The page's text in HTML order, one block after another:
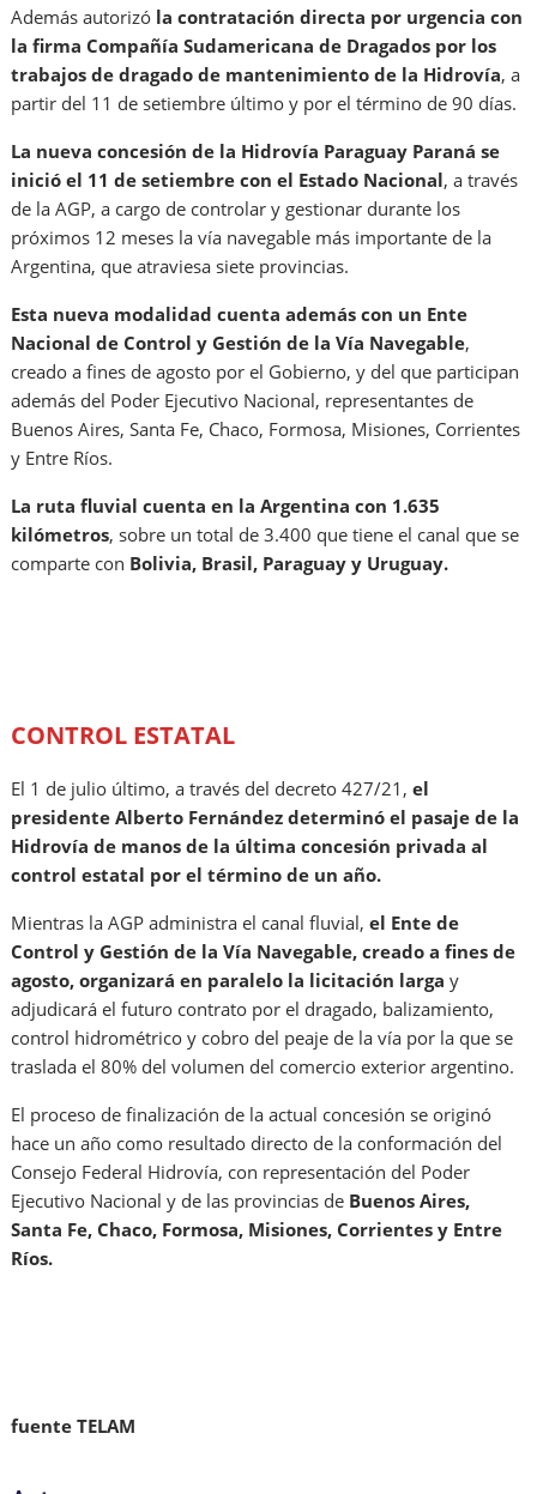
Además autorizó la contratación directa por urgencia con
la firma Compañía Sudamericana de Dragados por los
trabajos de dragado de mantenimiento de la Hidrovía, a
partir del 11 de setiembre último y por el término de 90 días.
La nueva concesión de la Hidrovía Paraguay Paraná se
inició el 11 de setiembre con el Estado Nacional, a través
de la AGP, a cargo de controlar y gestionar durante los
próximos 12 meses la vía navegable más importante de la
Argentina, que atraviesa siete provincias.
Esta nueva modalidad cuenta además con un Ente
Nacional de Control y Gestión de la Vía Navegable,
creado a fines de agosto por el Gobierno, y del que participan
además del Poder Ejecutivo Nacional, representantes de
Buenos Aires, Santa Fe, Chaco, Formosa, Misiones, Corrientes
y Entre Ríos.
La ruta fluvial cuenta en la Argentina con 1.635
kilómetros, sobre un total de 3.400 que tiene el canal que se
comparte con Bolivia, Brasil, Paraguay y Uruguay.
CONTROL ESTATAL
El 1 de julio último, a través del decreto 427/21,el
presidente Alberto Fernández determinó el pasaje de la
Hidrovía de manos de la última concesión privada al
control estatal por el término de un año.
Mientras la AGP administra el canal fluvial,el Ente de
Control y Gestión de la Vía Navegable, creado a fines de
agosto, organizará en paralelo la licitación larga y
adjudicará el futuro contrato por el dragado, balizamiento,
control hidrométrico y cobro del peaje de la vía por la que se
traslada el 80% del volumen del comercio exterior argentino.
El proceso de finalización de la actual concesión se originó
hace un año como resultado directo de la conformación del
Consejo Federal Hidrovía, con representación del Poder
Ejecutivo Nacional y de las provincias de Buenos Aires,
Santa Fe, Chaco, Formosa, Misiones, Corrientes y Entre
Ríos.
fuente TELAM